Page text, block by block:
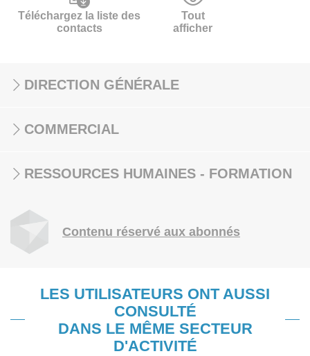
Téléchargez la liste des
contacts
Tout
afficher
DIRECTION GÉNÉRALE
COMMERCIAL
RESSOURCES HUMAINES - FORMATION
Contenu réservé aux abonnés
LES UTILISATEURS ONT AUSSI
CONSULTÉ
DANS LE MÊME SECTEUR
D'ACTIVITÉ